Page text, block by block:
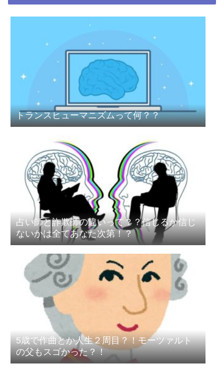
トランスヒューマニズムって何？？
占い師と詐欺師の違いって？？信じるか信じ
ないかは全てあなた次第！？
5歳で作曲とか人生２周目？！モーツァルト
の父もスゴかった？！